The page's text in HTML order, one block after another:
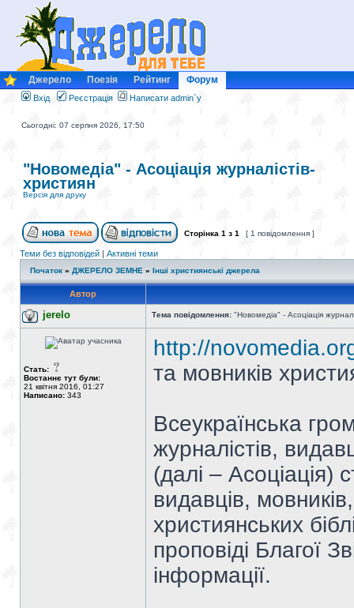
Джерело Поезія Рейтинг Форум
Вхід Реєстрація Написати admin`у
Сьогодні: 07 серпня 2026, 17:50
"Новомедіа" - Асоціація журналістів-
християн
Версія для друку
Сторінка 1 з 1 [ 1 повідомлення ]
Теми без відповідей | Активні теми
Початок » ДЖЕРЕЛО ЗЕМНЕ » Інші християнські джерела
Автор
jerelo Тема повідомлення: "Новомедіа" - Асоціація
Стать:
Востаннє тут були:
21 квітня 2016, 01:27
Написано: 343
http://
та мовників
Всеукраїнська
журналістів,
(далі – Асоціація)
видавців,
християнських
проповіді Благої
інформації.